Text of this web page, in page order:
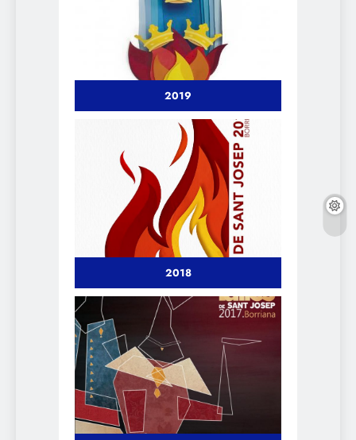
2019
2018